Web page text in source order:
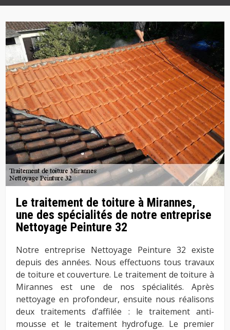
Le traitement de toiture à Mirannes,
une des spécialités de notre entreprise
Nettoyage Peinture 32
Notre entreprise Nettoyage Peinture 32 existe
depuis des années. Nous effectuons tous travaux
de toiture et couverture. Le traitement de toiture à
Mirannes est une de nos spécialités. Après
nettoyage en profondeur, ensuite nous réalisons
deux traitements d’affilée : le traitement anti-
mousse et le traitement hydrofuge. Le premier